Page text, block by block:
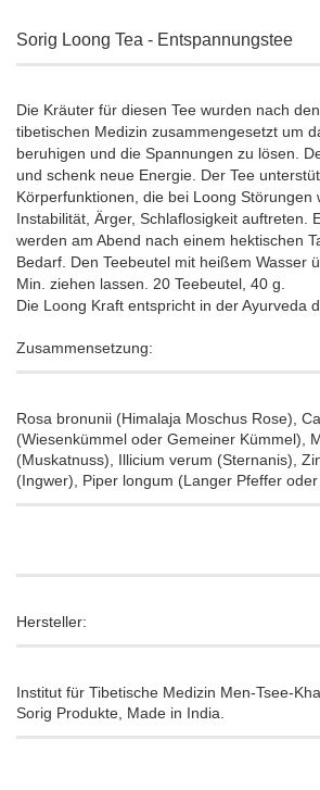
Sorig Loong Tea - Entspannungstee
Die Kräuter für diesen Tee wurden nach
tibetischen Medizin zusammengesetzt um
beruhigen und die Spannungen zu lösen.
und schenk neue Energie. Der Tee
Körperfunktionen, die bei Loong Störungen
Instabilität, Ärger, Schlaflosigkeit auftreten.
werden am Abend nach einem hektischen
Bedarf. Den Teebeutel mit heißem Wasser
Min. ziehen lassen. 20 Teebeutel, 40 g.
Die Loong Kraft entspricht in der Ayurveda
Zusammensetzung:
Rosa bronunii (Himalaja Moschus Rose),
(Wiesenkümmel oder Gemeiner Kümmel),
(Muskatnuss), Illicium verum (Sternanis),
(Ingwer), Piper longum (Langer Pfeffer oder
Hersteller:
Institut für Tibetische Medizin Men-Tsee-
Sorig Produkte, Made in India.